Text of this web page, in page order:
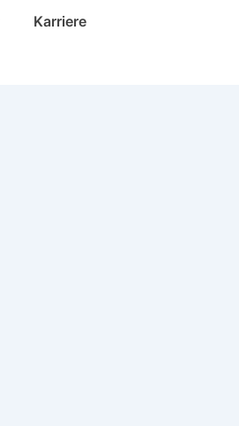
Karriere